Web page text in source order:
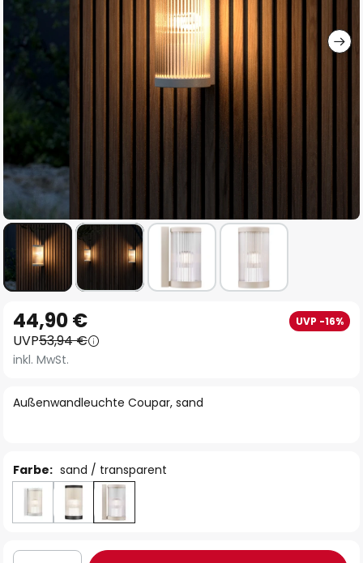
Anfang
der
Bildgalerie
Außenwandleuchte Coupar, sand
44,90 € UVP -16%
UVP53,94 €
inkl. MwSt.
Farbe: sand / transparent